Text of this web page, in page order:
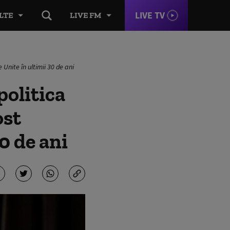
LIVE FM LIVE TV
Unite în ultimii 30 de ani
de ani